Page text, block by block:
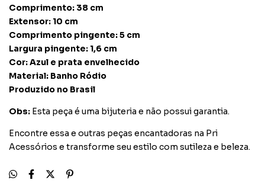
Comprimento: 38 cm
Extensor: 10 cm
Comprimento pingente:5 cm
Largura pingente: 1,6 cm
Cor:Azul e prata envelhecido
Material: Banho Ródio
Produzido no Brasil
Obs: Esta peça é uma bijuteria e não possui garantia.
Encontre essa e outras peças encantadoras na Pri
Acessórios e transforme seu estilo com sutileza e beleza.